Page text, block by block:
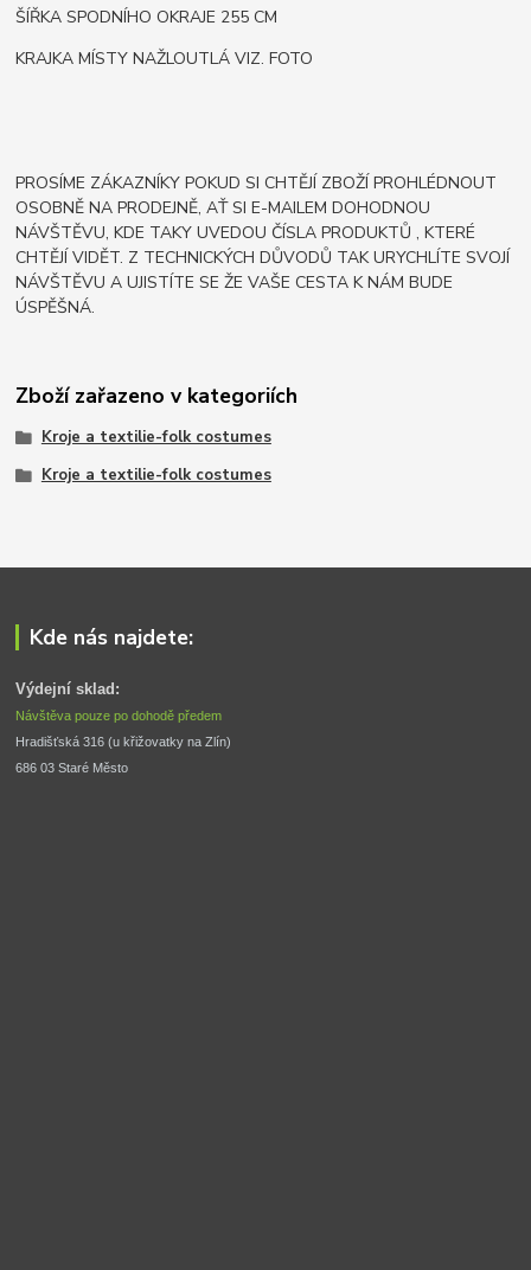
ŠÍŘKA SPODNÍHO OKRAJE 255 CM
KRAJKA MÍSTY NAŽLOUTLÁ VIZ. FOTO
PROSÍME ZÁKAZNÍKY POKUD SI CHTĚJÍ ZBOŽÍ PROHLÉDNOUT
OSOBNĚ NA PRODEJNĚ, AŤ SI E-MAILEM DOHODNOU
NÁVŠTĚVU, KDE TAKY UVEDOU ČÍSLA PRODUKTŮ , KTERÉ
CHTĚJÍ VIDĚT. Z TECHNICKÝCH DŮVODŮ TAK URYCHLÍTE SVOJÍ
NÁVŠTĚVU A UJISTÍTE SE ŽE VAŠE CESTA K NÁM BUDE
ÚSPĚŠNÁ.
Zboží zařazeno v kategoriích
Kroje a textilie-folk costumes
Kroje a textilie-folk costumes
Kde nás najdete:
Výdejní sklad:
Návštěva pouze po dohodě předem
Hradišťská 316 (u křižovatky na Zlín)
686 03 Staré Město